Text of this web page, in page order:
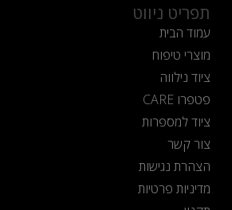
תפריט ניווט
עמוד הבית
מוצרי טיפוח
ציוד נילווה
פטפרו CARE
ציוד למספרות
צור קשר
הצהרת נגישות
מדיניות פרטיות